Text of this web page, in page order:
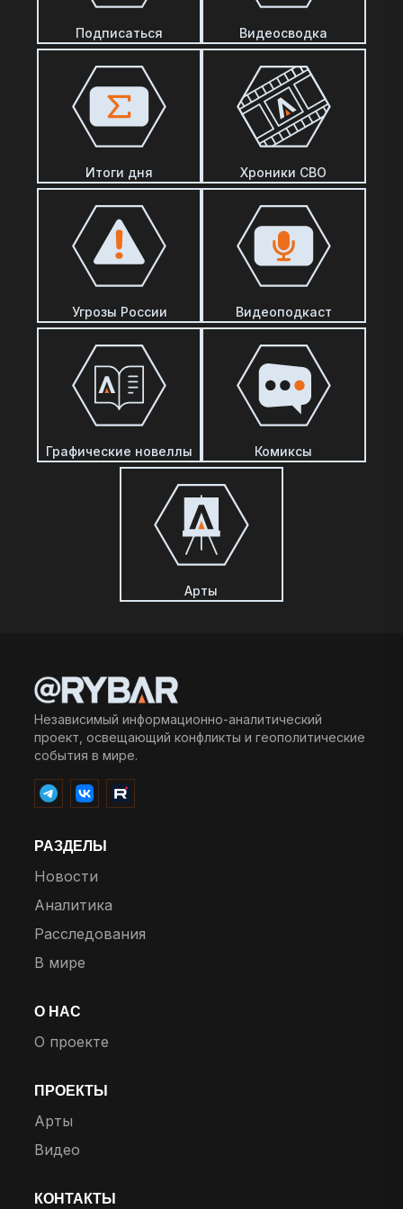
Подписаться Видеосводка
Итоги дня Хроники СВО
Угрозы России Видеоподкаст
Графические новеллы Комиксы
Арты
Независимый информационно-аналитический
проект, освещающий конфликты и геополитические
события в мире.
РАЗДЕЛЫ
Новости
Аналитика
Расследования
В мире
О НАС
О проекте
ПРОЕКТЫ
Арты
Видео
КОНТАКТЫ